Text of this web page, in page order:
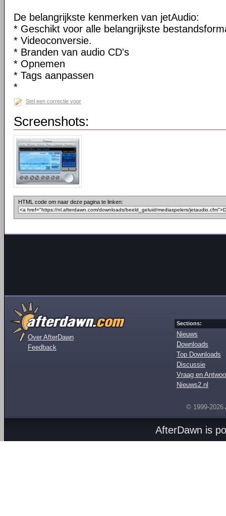
De belangrijkste kenmerken van jetAudio:
* Geschikt voor alle belangrijkste
* Videoconversie.
* Branden van audio CD's
* Opnemen
* Tags aanpassen
*
Stel een correctie voor
Screenshots:
HTML code om naar deze pagina te linken:
Over AfterDawn
Feedback
Sections:
Nieuws
Downloads
Top Downloads
Discussie
Vraag en
Nieuws2.nl
© 1999-2026
AfterDawn is